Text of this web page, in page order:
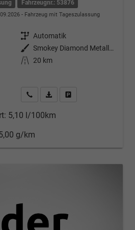
Fahrzeugnr.: 53876
Fahrzeug mit Tageszulassung
Getriebe Automatik
Außenfarbe
Smokey Diamond Metallic ()
Kilometerstand
20 km
Kontakt & Angebot anfordern
PDF-Datei, Fahrzeugexposé
5,10 l/100km
g/km